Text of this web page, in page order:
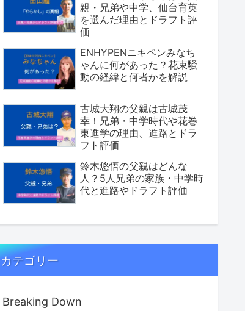
親・兄弟や中学、仙台育英
を選んだ理由とドラフト評
価
ENHYPENニキペンみなち
ゃんに何があった？花束騒
動の経緯と何者かを解説
古城大翔の父親は古城茂
幸！兄弟・中学時代や花巻
東進学の理由、進路とドラ
フト評価
鈴木悠悟の父親はどんな
人？5人兄弟の家族・中学時
代と進路やドラフト評価
カテゴリー
Breaking Down